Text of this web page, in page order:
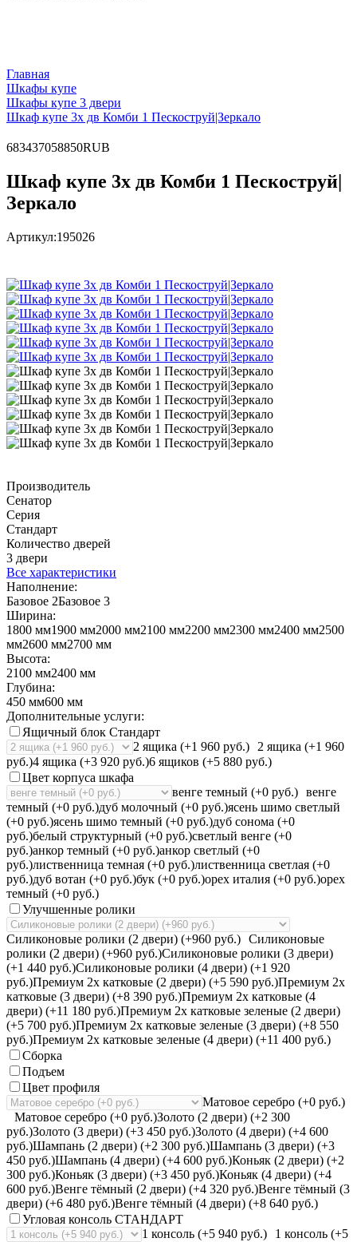
Главная
Шкафы купе
Шкафы купе 3 двери
Шкаф купе 3х дв Комби 1 Пескоструй|Зеркало
683437058850RUB
Шкаф купе 3х дв Комби 1 Пескоструй|
Зеркало
Артикул:195026
Производитель
Сенатор
Серия
Стандарт
Количество дверей
3 двери
Все характеристики
Наполнение:
Базовое 2Базовое 3
Ширина:
1800 мм1900 мм2000 мм2100 мм2200 мм2300 мм2400 мм2500
мм2600 мм2700 мм
Высота:
2100 мм2400 мм
Глубина:
450 мм600 мм
Дополнительные услуги:
Ящичный блок Стандарт
2 ящика (+1 960 руб.)
2 ящика (+1 960
руб.)4 ящика (+3 920 руб.)6 ящиков (+5 880 руб.)
Цвет корпуса шкафа
венге темный (+0 руб.) венге
темный (+0 руб.)дуб молочный (+0 руб.)ясень шимо светлый
(+0 руб.)ясень шимо темный (+0 руб.)дуб сонома (+0
руб.)белый структурный (+0 руб.)светлый венге (+0
руб.)анкор темный (+0 руб.)анкор светлый (+0
руб.)лиственница темная (+0 руб.)лиственница светлая (+0
руб.)дуб вотан (+0 руб.)бук (+0 руб.)орех италия (+0 руб.)орех
темный (+0 руб.)
Улучшенные ролики
Силиконовые ролики (2 двери) (+960 руб.) Силиконовые
ролики (2 двери) (+960 руб.)Силиконовые ролики (3 двери)
(+1 440 руб.)Силиконовые ролики (4 двери) (+1 920
руб.)Премиум 2х катковые (2 двери) (+5 590 руб.)Премиум 2х
катковые (3 двери) (+8 390 руб.)Премиум 2х катковые (4
двери) (+11 180 руб.)Премиум 2х катковые зеленые (2 двери)
(+5 700 руб.)Премиум 2х катковые зеленые (3 двери) (+8 550
руб.)Премиум 2х катковые зеленые (4 двери) (+11 400 руб.)
Сборка
Подъем
Цвет профиля
Матовое серебро (+0 руб.)
Матовое серебро (+0 руб.)Золото (2 двери) (+2 300
руб.)Золото (3 двери) (+3 450 руб.)Золото (4 двери) (+4 600
руб.)Шампань (2 двери) (+2 300 руб.)Шампань (3 двери) (+3
450 руб.)Шампань (4 двери) (+4 600 руб.)Коньяк (2 двери) (+2
300 руб.)Коньяк (3 двери) (+3 450 руб.)Коньяк (4 двери) (+4
600 руб.)Венге тёмный (2 двери) (+4 320 руб.)Венге тёмный (3
двери) (+6 480 руб.)Венге тёмный (4 двери) (+8 640 руб.)
Угловая консоль СТАНДАРТ
1 консоль (+5 940 руб.)
1 консоль (+5